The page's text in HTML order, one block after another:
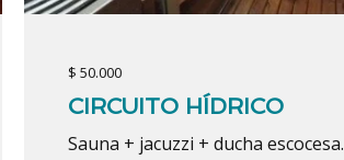
$ 50.000
CIRCUITO HÍDRICO
Sauna + jacuzzi + ducha escocesa.